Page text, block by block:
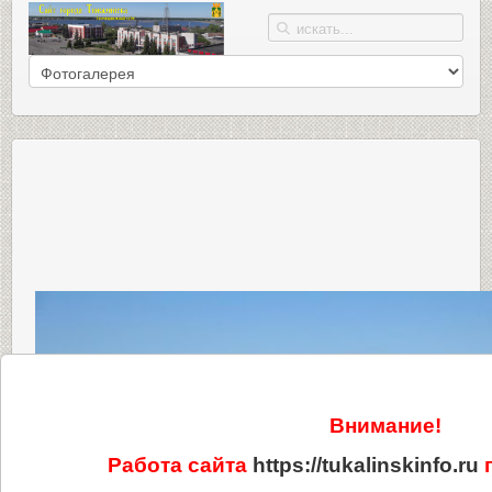
Внимание!
Работа сайта https://tukalinskinfo.ru